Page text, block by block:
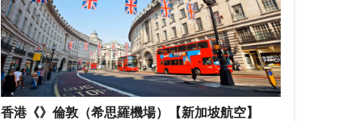
香港《》倫敦（希思羅機場）【新加坡航空】